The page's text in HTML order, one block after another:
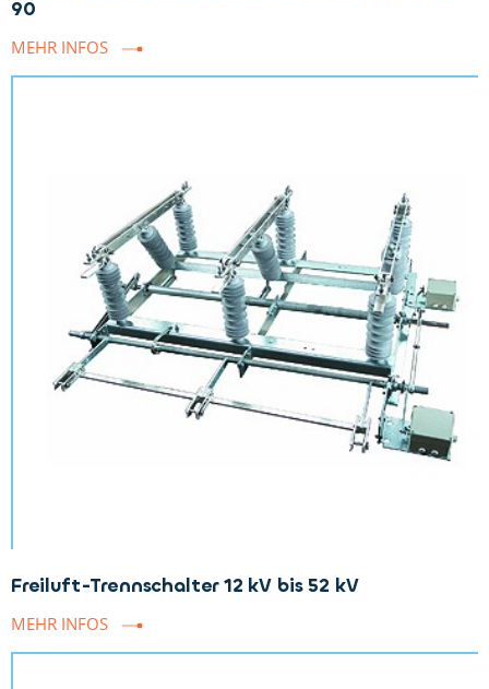
90
MEHR INFOS
Freiluft-Trennschalter 12 kV bis 52 kV
MEHR INFOS